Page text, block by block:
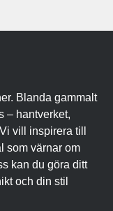
Blanda gammalt
– hantverket,
vill inspirera till
som värnar om
kan du göra ditt
och din stil